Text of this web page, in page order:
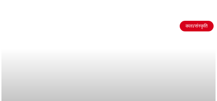
कला/संस्कृति